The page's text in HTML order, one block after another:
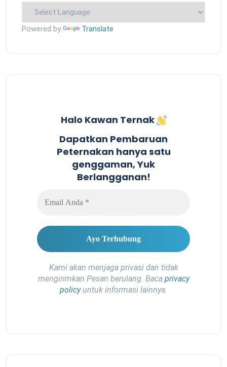
Powered by Translate
Halo Kawan Ternak
Dapatkan Pembaruan
Peternakan hanya satu
genggaman, Yuk
Berlangganan!
Kami akan menjaga privasi dan tidak
mengirimkan Pesan berulang. Baca privacy
policyuntuk informasi lainnya.